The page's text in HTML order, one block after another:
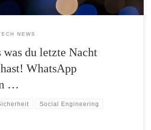
NEWS
was du letzte Nacht
WhatsApp
…
Social Engineering